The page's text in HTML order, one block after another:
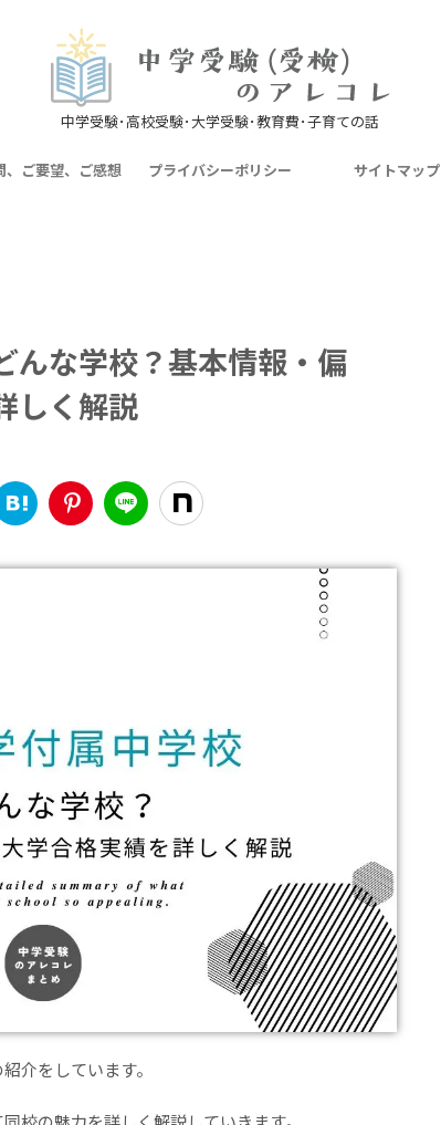
中学受験･高校受験･大学受験･教育費･子育ての話
、ご要望、ご感想 プライバシーポリシー サイトマップ
んな学校？基本情報・偏
しく解説
介をしています。